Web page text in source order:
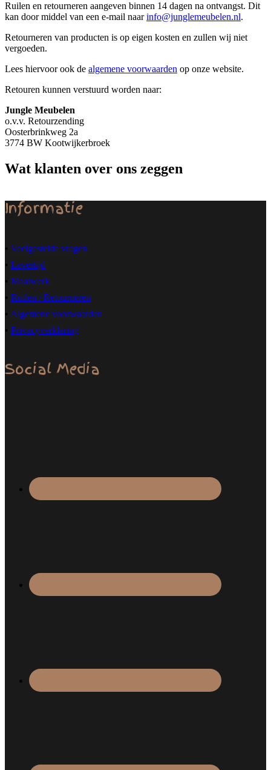
Ruilen en retourneren aangeven binnen 14 dagen na ontvangst. Dit
kan door middel van een e-mail naarinfo@junglemeubelen.nl.
Retourneren van producten is op eigen kosten en zullen wij niet
vergoeden.
Lees hiervoor ook de algemene voorwaarden op onze website.
Retouren kunnen verstuurd worden naar:
Jungle Meubelen
o.v.v. Retourzending
Oosterbrinkweg 2a
3774 BW Kootwijkerbroek
Wat klanten over ons zeggen
Informatie
• Veelgestelde vragen
• Levertijd
• Maatwerk
• Ruilen / Retourneren
• Algemene voorwaarden
• Privacyverklaring
Social Media